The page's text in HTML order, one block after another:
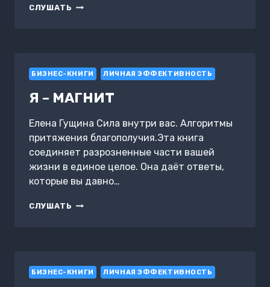
СЛУШАТЬ СКРИПТЫ
БИЗНЕС-КНИГИ ЛИЧНАЯ ЭФФЕКТИВНОСТЬ
Я – МАГНИТ
Елена Гущина Сила внутри вас. Алгоритмы
притяжения благополучия.Эта книга
соединяет разрозненные части вашей
жизни в единое целое. Она даёт ответы,
которые вы давно…
СЛУШАТЬ Я
БИЗНЕС-КНИГИ ЛИЧНАЯ ЭФФЕКТИВНОСТЬ